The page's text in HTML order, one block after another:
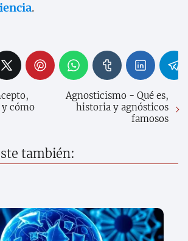
.
cómo
Agnosticismo - Qué es,
historia y agnósticos
famosos
también: